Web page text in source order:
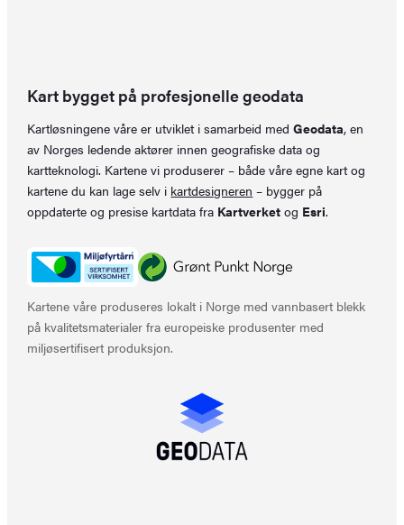
Kart bygget på profesjonelle geodata
Kartløsningene våre er utviklet i samarbeid medGeodata, en
av Norges ledende aktører innen geografiske data og
kartteknologi. Kartene vi produserer – både våre egne kart og
kartene du kan lage selv i kartdesigneren – bygger på
oppdaterte og presise kartdata fra Kartverket og Esri.
Kartene våre produseres lokalt i Norge med vannbasert blekk
på kvalitetsmaterialer fra europeiske produsenter med
miljøsertifisert produksjon.